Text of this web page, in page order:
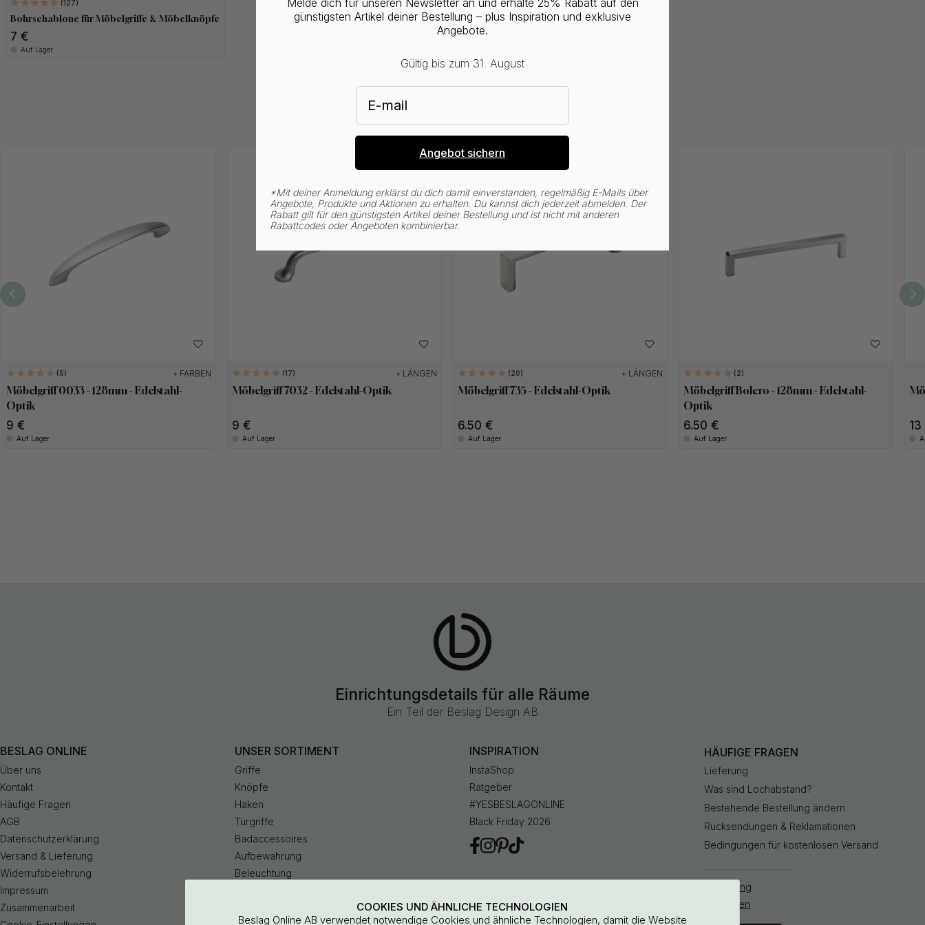
127
Bohrschablone für Möbelgriffe & Möbelknöpfe
7 €
Auf Lager
Verwandte Produkte
5 + FARBEN
Möbelgriff 0033 - 128mm - Edelstahl-
Optik
9
Auf Lager
17 + LÄNGEN
Möbelgriff 7032 - Edelstahl-Optik
9
Auf Lager
20 + LÄNGEN
Möbelgriff 735 - Edelstahl-Optik
6.50
Auf Lager
2
Möbelgriff Bolero - 128mm - Edelstahl-
Optik
6.50
Auf Lager
13
Einrichtungsdetails für alle Räume
Ein Teil der Beslag Design AB
BESLAG ONLINE
Über uns
Kontakt
Häufige Fragen
AGB
Datenschutzerklärung
Versand & Lieferung
Widerrufsbelehrung
Impressum
Zusammenarbeit
UNSER SORTIMENT
Griffe
Knöpfe
Haken
Türgriffe
Badaccessoires
Aufbewahrung
Beleuchtung
INSPIRATION
InstaShop
Ratgeber
#YESBESLAGONLINE
Black Friday 2026
HÄUFIGE FRAGEN
Lieferung
Was sind Lochabstand?
Bestehende Bestellung ändern
Rücksendungen & Reklamationen
Bedingungen für kostenlosen Versand
Bestellung
stornieren
COOKIES UND ÄHNLICHE TECHNOLOGIEN
Beslag Online AB verwendet notwendige Cookies und ähnliche Technologien, damit die Website
Melde dich für unseren Newsletter an und erhalte 25% Rabatt auf den
günstigsten Artikel deiner Bestellung – plus Inspiration und exklusive
Angebote.
Gültig bis zum 31. August
E-mail
Angebot sichern
*Mit deiner Anmeldung erklärst du dich damit einverstanden, regelmäßig E-Mails über
Angebote, Produkte und Aktionen zu erhalten. Du kannst dich jederzeit abmelden. Der
Rabatt gilt für den günstigsten Artikel deiner Bestellung und ist nicht mit anderen
Rabattcodes oder Angeboten kombinierbar.